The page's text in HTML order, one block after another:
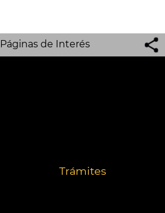
Páginas de Interés
Trámites